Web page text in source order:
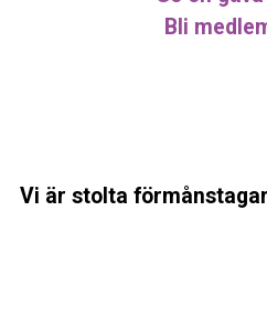
Bli
Vi är stolta